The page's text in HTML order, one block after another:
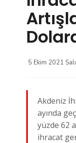
5 Ekim 2021
Akdeniz
ayında
yüzde 62
ihracat